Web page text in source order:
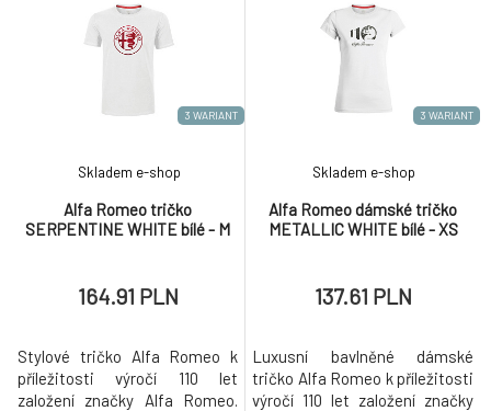
3 WARIANT
Alfa Romeo tričko
SERPENTINE WHITE bílé - M
Skladem e-shop
164.91 PLN
Stylové tričko Alfa Romeo k
příležitosti výročí 110 let
založení značky Alfa Romeo.
3 WARIANT
Alfa Romeo dámské tričko
METALLIC WHITE bílé - XS
Skladem e-shop
137.61 PLN
Luxusní bavlněné dámské
tričko Alfa Romeo k příležitosti
výročí 110 let založení značky